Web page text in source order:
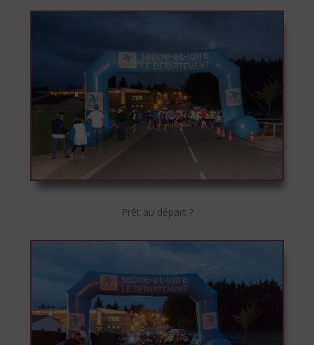
Prêt au départ ?